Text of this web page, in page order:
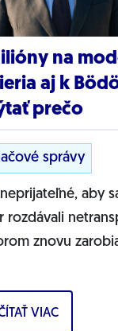
na
aj k
prečo
správy
aby
rozdávali
znovu
a...
VIAC